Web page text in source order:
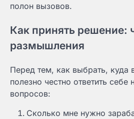
полон вызовов.
Как принять решение:
размышления
Перед тем, как выбрать, куда
полезно честно ответить себе
вопросов:
Сколько мне нужно